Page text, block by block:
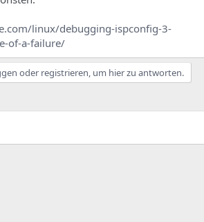
linux/debugging-ispconfig-3-
of-a-failure/
oder registrieren, um hier zu antworten.